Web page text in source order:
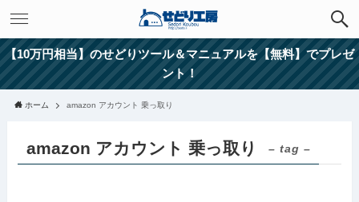
【10万円相当】のせどりツール＆マニュアルを【無料】でプレゼ
ント！
ホーム amazon アカウント 乗っ取り
amazon アカウント 乗っ取り – tag –